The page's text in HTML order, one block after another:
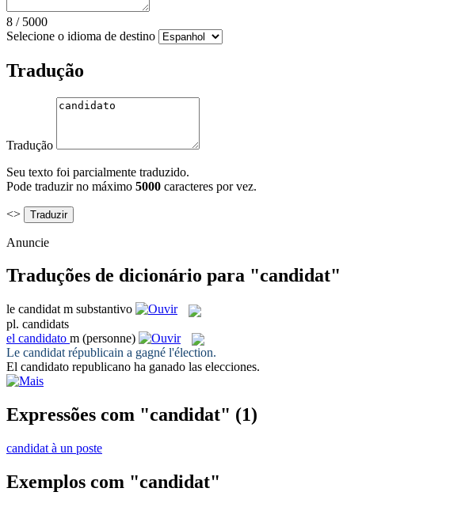
8 / 5000
Selecione o idioma de destino
Tradução
Tradução
Seu texto foi parcialmente traduzido.
Pode traduzir no máximo 5000 caracteres por vez.
<>
Anuncie
Traduções de dicionário para "candidat"
le candidat m substantivo
pl. candidats
el candidato m (personne)
Le candidat républicain a gagné l'élection.
El candidato republicano ha ganado las elecciones.
Expressões com "candidat" (1)
candidat à un poste
Exemplos com "candidat"